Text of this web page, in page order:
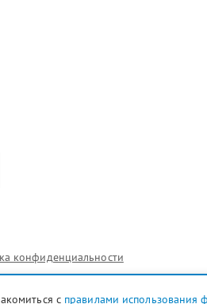
конфиденциальности
с правилами использования